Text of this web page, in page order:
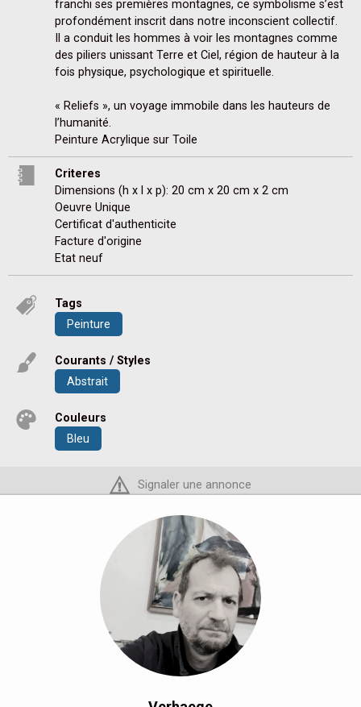
franchi ses premières montagnes, ce symbolisme s’est
profondément inscrit dans notre inconscient collectif.
Il a conduit les hommes à voir les montagnes comme
des piliers unissant Terre et Ciel, région de hauteur à la
fois physique, psychologique et spirituelle.
« Reliefs », un voyage immobile dans les hauteurs de
l’humanité.
Peinture Acrylique sur Toile
Criteres
Dimensions (h x l x p): 20 cm x 20 cm x 2 cm
Oeuvre Unique
Certificat d'authenticite
Facture d'origine
Etat neuf
Tags
Peinture
Courants / Styles
Abstrait
Couleurs
Bleu
Signaler une annonce